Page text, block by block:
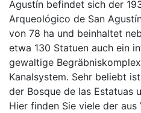
Agustín befindet sich der
Arqueológico de San
von 78 ha und beinhaltet
etwa 130 Statuen auch ein
gewaltige
Kanalsystem. Sehr beliebt
der Bosque de las Estatuas
Hier finden Sie viele der